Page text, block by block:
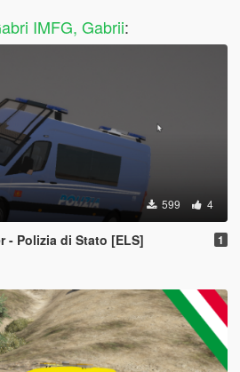
IMFG, Gabrii:
599 4
- Polizia di Stato [ELS] 1